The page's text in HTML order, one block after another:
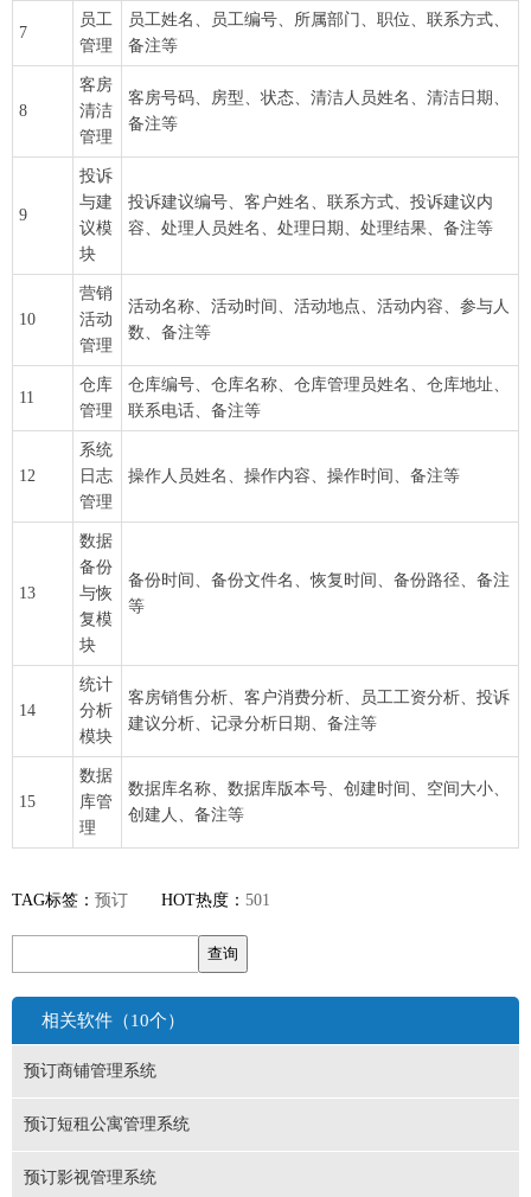
7
员工
管理
员工姓名、员工编号、所属部门、职位、联系方式、
备注等
8
客房
清洁
管理
客房号码、房型、状态、清洁人员姓名、清洁日期、
备注等
9
投诉
与建
议模
块
投诉建议编号、客户姓名、联系方式、投诉建议内
容、处理人员姓名、处理日期、处理结果、备注等
10
营销
活动
管理
活动名称、活动时间、活动地点、活动内容、参与人
数、备注等
11
仓库
管理
仓库编号、仓库名称、仓库管理员姓名、仓库地址、
联系电话、备注等
12
系统
日志
管理
操作人员姓名、操作内容、操作时间、备注等
13
数据
备份
与恢
复模
块
备份时间、备份文件名、恢复时间、备份路径、备注
等
14
统计
分析
模块
客房销售分析、客户消费分析、员工工资分析、投诉
建议分析、记录分析日期、备注等
15
数据
库管
理
数据库名称、数据库版本号、创建时间、空间大小、
创建人、备注等
TAG标签： 预订 HOT热度： 501
相关软件（10个）
预订商铺管理系统
预订短租公寓管理系统
预订影视管理系统